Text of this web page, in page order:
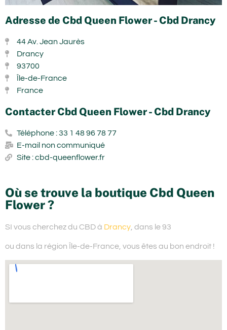
Adresse de Cbd Queen Flower - Cbd Drancy
44 Av. Jean Jaurès
Drancy
93700
Île-de-France
France
Contacter Cbd Queen Flower - Cbd Drancy
Téléphone : 33 1 48 96 78 77
E-mail non communiqué
Site : cbd-queenflower.fr
Où se trouve la boutique Cbd Queen
Flower ?
SI vous cherchez du CBD à Drancy , dans le 93
ou dans la région Île-de-France, vous êtes au bon endroit !